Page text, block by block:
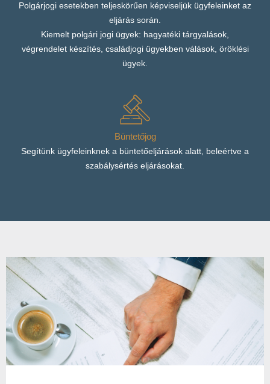
Polgárjogi esetekben teljeskörűen képviseljük ügyfeleinket az
eljárás során.
Kiemelt polgári jogi ügyek: hagyatéki tárgyalások,
végrendelet készítés, családjogi ügyekben válások, öröklési
ügyek.
Büntetőjog
Segítünk ügyfeleinknek a büntetőeljárások alatt, beleértve a
szabálysértés eljárásokat.